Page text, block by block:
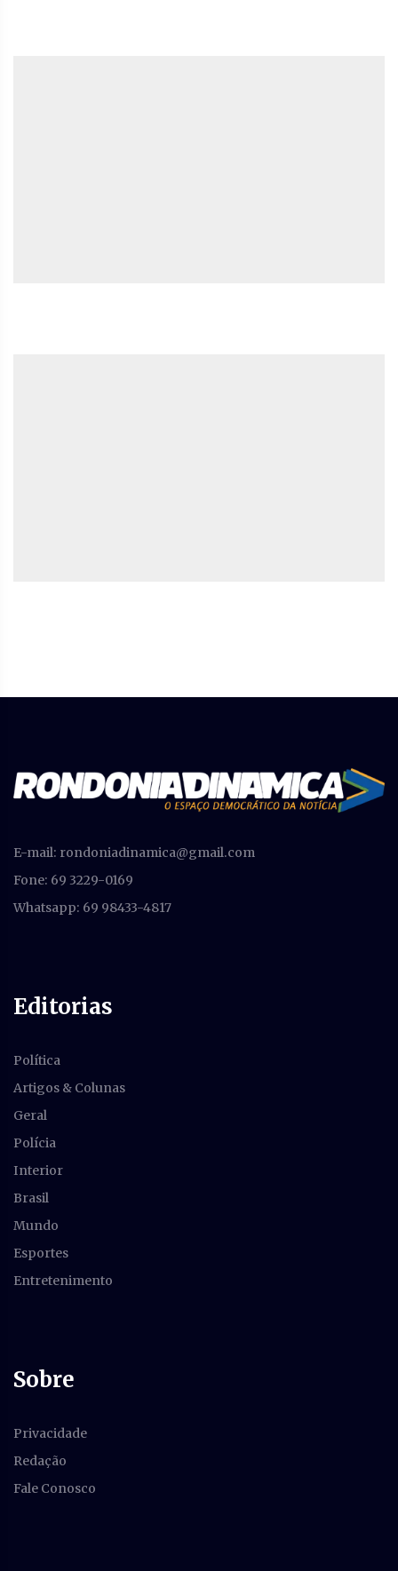
E-mail: rondoniadinamica@gmail.com
Fone: 69 3229-0169
Whatsapp: 69 98433-4817
Editorias
Política
Artigos & Colunas
Geral
Polícia
Interior
Brasil
Mundo
Esportes
Entretenimento
Sobre
Privacidade
Redação
Fale Conosco